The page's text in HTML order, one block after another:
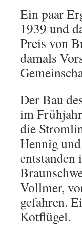
Ein paar
1939 und
Preis von
damals
Der Bau
im
die
Hennig
entstanden
Vollmer,
gefahren.
Kotflügel.